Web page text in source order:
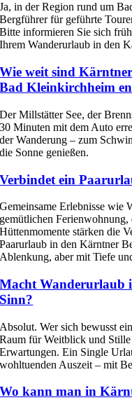
Ja, in der Region rund um
Bergführer für geführte
Bitte informieren Sie sich
Ihrem Wanderurlaub in den
Wie weit sind
Bad Kleinkirchheim
Der Millstätter See, der
30 Minuten mit dem Auto
der Wanderung – zum
die Sonne genießen.
Verbindet ein
Gemeinsame Erlebnisse wie
gemütlichen Ferienwohnung,
Hüttenmomente stärken die
Paarurlaub in den Kärntner
Ablenkung, aber mit Tiefe
Macht Wanderurlaub
Sinn?
Absolut. Wer sich bewusst
Raum für Weitblick und
Erwartungen. Ein Single
wohltuenden Auszeit – mit
Wo kann man in